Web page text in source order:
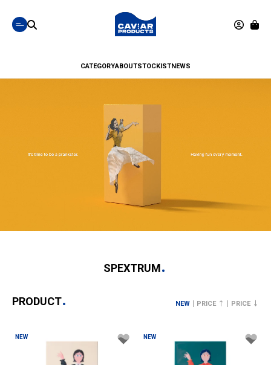
CATEGORYABOUTSTOCKISTNEWS
SPEXTRUM
PRODUCT NEW PRICE ↑ PRICE ↓
NEW NEW